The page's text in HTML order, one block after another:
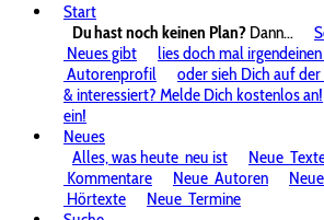
Start
Du hast noch keinen Plan? Dann...
Neues gibt
lies doch mal irgendeinen
Autorenprofil
oder sieh Dich auf der
& interessiert? Melde Dich kostenlos an!
ein!
Neues
Alles, was heute neu ist Neue
Kommentare
Neue Autoren Neue
Hörtexte
Neue Termine